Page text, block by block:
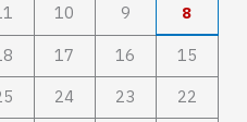
8
9
10
15
16
17
22
23
24